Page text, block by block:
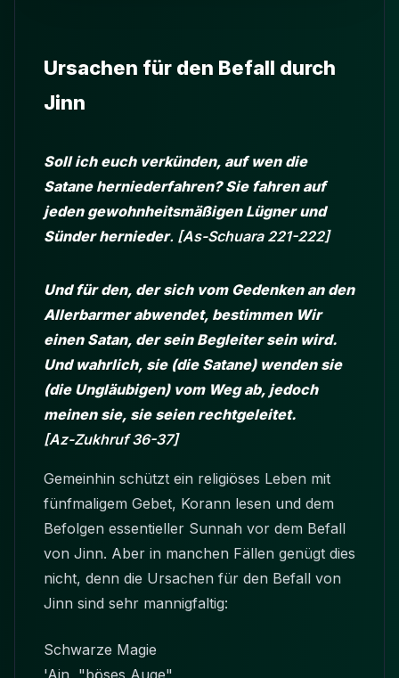
Ursachen für den Befall durch
Jinn
Soll ich euch verkünden, auf wen die
Satane herniederfahren? Sie fahren auf
jeden gewohnheitsmäßigen Lügner und
Sünder hernieder. [As-Schuara 221-222]
Und für den, der sich vom Gedenken an den
Allerbarmer abwendet, bestimmen Wir
einen Satan, der sein Begleiter sein wird.
Und wahrlich, sie (die Satane) wenden sie
(die Ungläubigen) vom Weg ab, jedoch
meinen sie, sie seien rechtgeleitet.
[Az-Zukhruf 36-37]
Gemeinhin schützt ein religiöses Leben mit
fünfmaligem Gebet, Korann lesen und dem
Befolgen essentieller Sunnah vor dem Befall
von Jinn. Aber in manchen Fällen genügt dies
nicht, denn die Ursachen für den Befall von
Jinn sind sehr mannigfaltig:
Schwarze Magie